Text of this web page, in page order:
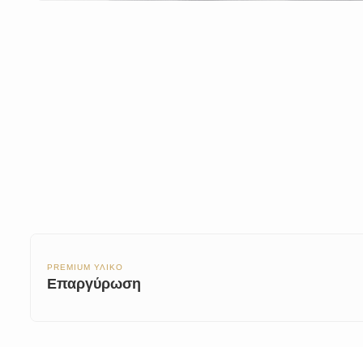
PREMIUM ΥΛΙΚΟ
Επαργύρωση